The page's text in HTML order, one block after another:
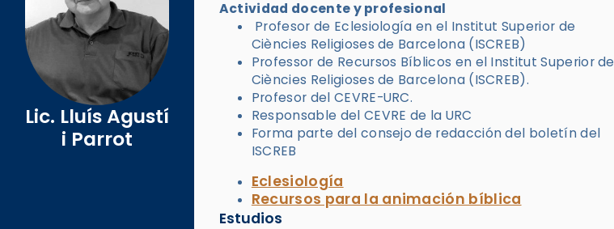
Lic. Lluís Agustí
i Parrot
Actividad docente y profesional
Profesor de Eclesiología en el Institut Superior de
Ciències Religioses de Barcelona (ISCREB)
Professor de Recursos Bíblicos en el Institut Superior de
Ciències Religioses de Barcelona (ISCREB).
Profesor del CEVRE-URC.
Responsable del CEVRE de la URC
Forma parte del consejo de redacción del boletín del
ISCREB
Eclesiología
Recursos para la animación bíblica
Estudios